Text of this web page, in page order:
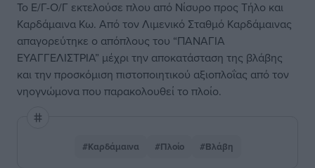
Το Ε/Γ-Ο/Γ εκτελούσε πλου από Νίσυρο προς Τήλο και
Καρδάμαινα Κω. Από τον Λιμενικό Σταθμό Καρδάμαινας
απαγορεύτηκε ο απόπλους του “ΠΑΝΑΓΙΑ
ΕΥΑΓΓΕΛΙΣΤΡΙΑ” μέχρι την αποκατάσταση της βλάβης
και την προσκόμιση πιστοποιητικού αξιοπλοΐας από τον
νηογνώμονα που παρακολουθεί το πλοίο.
#Καρδάμαινα #Πλοίο #Βλάβη